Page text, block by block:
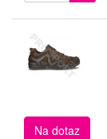
Na dotaz